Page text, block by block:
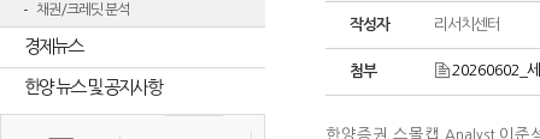
채권/크레딧 분석
경제뉴스
한양 뉴스 및 공지사항
작성자 리서치센터
첨부 20260602_
한양증권 스몰캡 Analyst 이준